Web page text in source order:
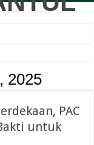
serta Ekonomi Warga
Generasi Muda
Cetak Generasi
Generasi Emas
2025
PAC
untuk